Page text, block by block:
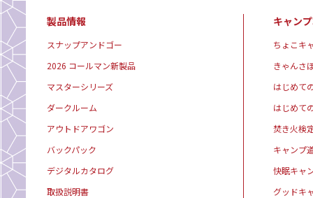
製品情報
スナップアンドゴー
2026 コールマン新製品
マスターシリーズ
ダークルーム
アウトドアワゴン
バックパック
デジタルカタログ
取扱説明書
キャン
ちょこキ
きゃんさ
はじめて
はじめて
焚き火検
キャンプ
快眠キャ
グッドキ